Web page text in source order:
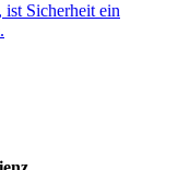
Sicherheit ein